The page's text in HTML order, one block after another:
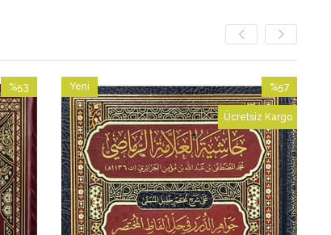
%53
İndirim
%53İndirim
%57
İndirim
%57İndirim
Ücretsiz Kargo
Yeni
Ürün